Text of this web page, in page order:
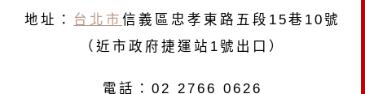
地址： 台北市 信義區忠孝東路五段15巷10號
（近市政府捷運站1號出口）
電話：02 2766 0626